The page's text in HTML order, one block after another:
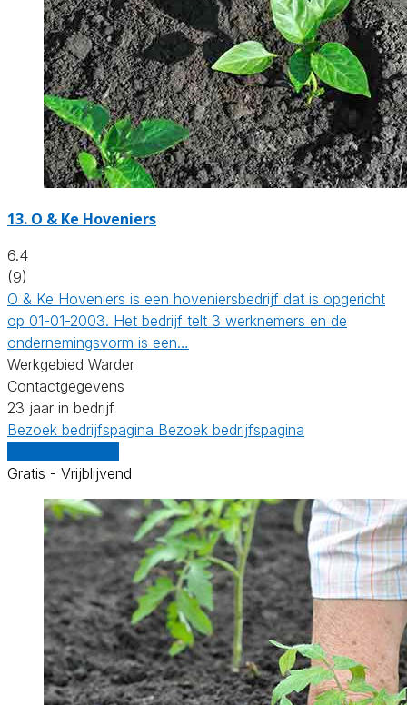
13. O & Ke Hoveniers
6.4
(9)
O & Ke Hoveniers is een hoveniersbedrijf dat is opgericht
op 01-01-2003. Het bedrijf telt 3 werknemers en de
ondernemingsvorm is een…
Werkgebied Warder
Contactgegevens
23 jaar in bedrijf
Bezoek bedrijfspagina Bezoek bedrijfspagina
Gratis - Vrijblijvend